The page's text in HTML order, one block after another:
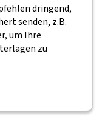
dringend,
senden, z.B.
um Ihre
zu